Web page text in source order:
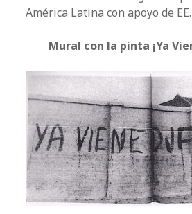
América Latina con apoyo de
Mural con la pinta ¡Ya